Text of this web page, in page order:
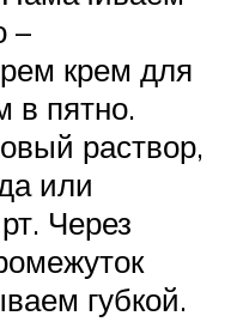
–
крем для
в пятно.
раствор,
или
Через
губкой.